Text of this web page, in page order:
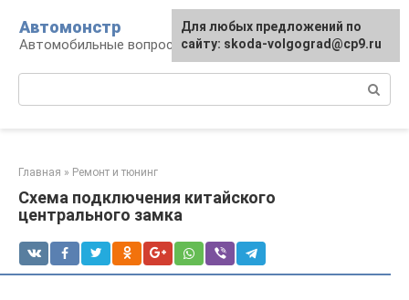
контенту
Автомонстр
Автомобильные вопросы и ответы
Главная » Ремонт и тюнинг
Схема подключения китайского
центрального замка
Для любых предложений по
сайту: skoda-volgograd@cp9.ru